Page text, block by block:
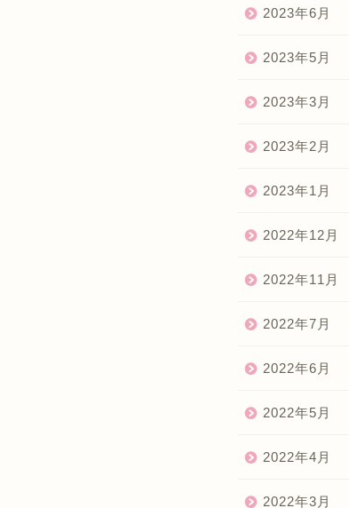
2023年6月
2023年5月
2023年3月
2023年2月
2023年1月
2022年12月
2022年11月
2022年7月
2022年6月
2022年5月
2022年4月
2022年3月